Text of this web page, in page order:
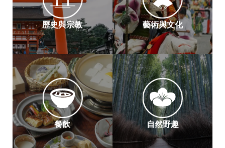
歷史與宗教 藝術與文化
餐飲 自然野趣